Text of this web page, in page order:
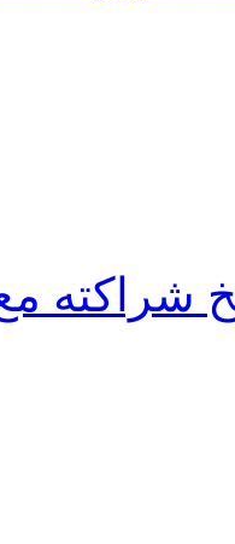
شراكته